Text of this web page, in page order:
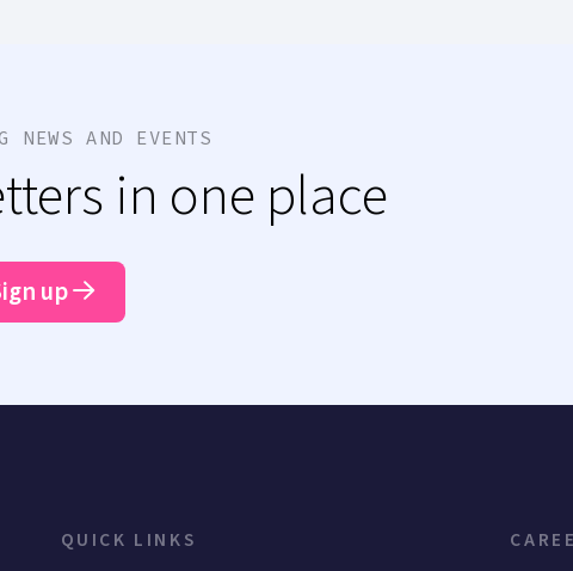
NEWS AND EVENTS
in one place
up
QUICK LINKS